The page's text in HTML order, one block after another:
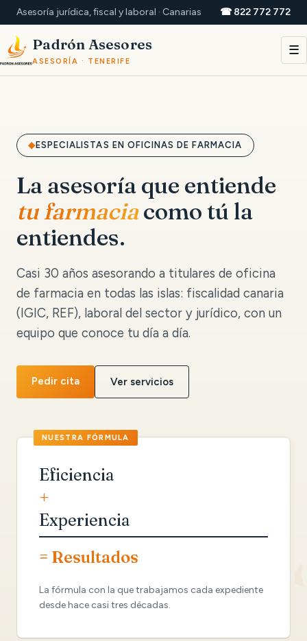
Asesoría jurídica, fiscal y laboral · Canarias ☎ 822 772 772
Padrón Asesores
ASESORÍA · TENERIFE
☰
ESPECIALISTAS EN OFICINAS DE FARMACIA
La asesoría que entiende
tu farmaciacomo tú la
entiendes.
Casi 30 años asesorando a titulares de oficina
de farmacia en todas las islas: fiscalidad canaria
(IGIC, REF), laboral del sector y jurídico, con un
equipo que conoce tu día a día.
Pedir cita Ver servicios
Eficiencia
+
Experiencia
= Resultados
La fórmula con la que trabajamos cada expediente
desde hace casi tres décadas.